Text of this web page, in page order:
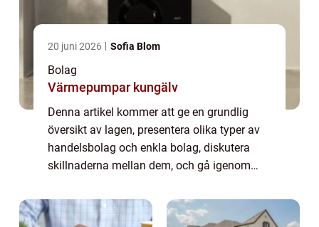
20 juni 2026 Sofia Blom
Bolag
Värmepumpar kungälv
Denna artikel kommer att ge en grundlig
översikt av lagen, presentera olika typer av
handelsbolag och enkla bolag, diskutera
skillnaderna mellan dem, och gå igenom
dessa företagsformer. Artikeln kommer att
inn...